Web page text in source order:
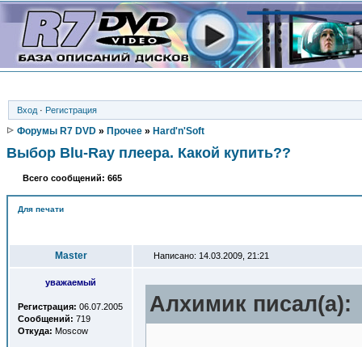
Вход · Регистрация
Форумы R7 DVD » Прочее » Hard'n'Soft
Выбор Blu-Ray плеера. Какой купить??
Всего сообщений: 665
Для печати
Master Написано: 14.03.2009, 21:21
уважаемый
Регистрация: 06.07.2005
Сообщений: 719
Откуда: Moscow
Алхимик писал(a):